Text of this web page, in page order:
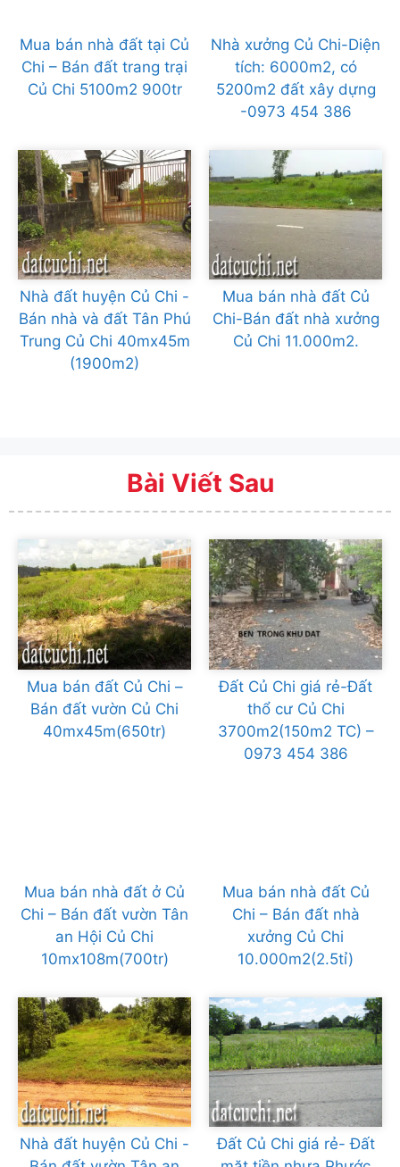
Mua bán nhà đất tại Củ
Chi – Bán đất trang trại
Củ Chi 5100m2 900tr
Nhà xưởng Củ Chi-Diện
tích: 6000m2, có
5200m2 đất xây dựng
-0973 454 386
Nhà đất huyện Củ Chi -
Bán nhà và đất Tân Phú
Trung Củ Chi 40mx45m
(1900m2)
Mua bán nhà đất Củ
Chi-Bán đất nhà xưởng
Củ Chi 11.000m2.
Bài Viết Sau
Mua bán đất Củ Chi –
Bán đất vườn Củ Chi
40mx45m(650tr)
Đất Củ Chi giá rẻ-Đất
thổ cư Củ Chi
3700m2(150m2 TC) –
0973 454 386
Mua bán nhà đất ở Củ
Chi – Bán đất vườn Tân
an Hội Củ Chi
10mx108m(700tr)
Mua bán nhà đất Củ
Chi – Bán đất nhà
xưởng Củ Chi
10.000m2(2.5tỉ)
Nhà đất huyện Củ Chi -
Đất Củ Chi giá rẻ- Đất